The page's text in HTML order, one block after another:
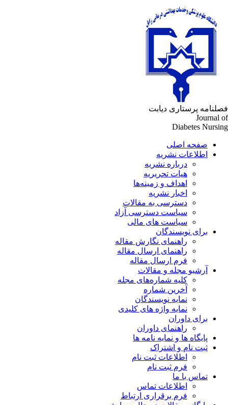
پرستاری دیابت
Journal
Diabetes
صفحه اصلی
اطلاعات نشریه
درباره نشریه
هیات تحریریه
اهداف و زمینه‌ها
اخبار نشریه
دسترسی به مقالات
سیاست دسترسی آزاد
سیاست های مالی
برای نویسندگان
راهنمای نگارش مقاله
راهنمای ارسال مقاله
فرم ارسال مقاله
آرشیو مجله و مقالات
کلیه شماره‌های مجله
آخرین شماره
نمایه نویسندگان
نمایه واژه های کلیدی
برای داوران
راهنمای داوران
پایگاه ها و نمایه نامه ها
ثبت نام و اشتراک
اطلاعات ثبت نام
فرم ثبت نام
تماس با ما
اطلاعات تماس
فرم برقراری ارتباط